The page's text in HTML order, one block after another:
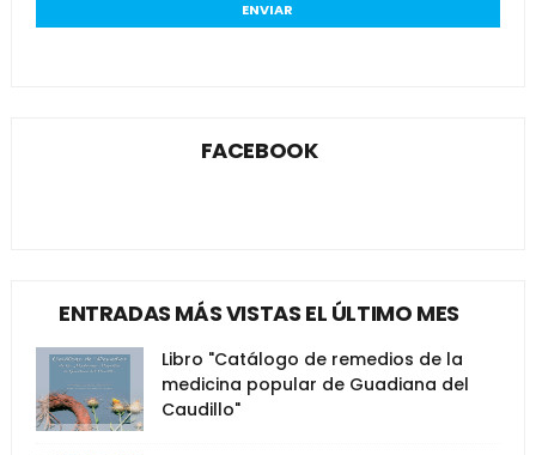
FACEBOOK
ENTRADAS MÁS VISTAS EL ÚLTIMO MES
Libro "Catálogo de remedios de la
medicina popular de Guadiana del
Caudillo"